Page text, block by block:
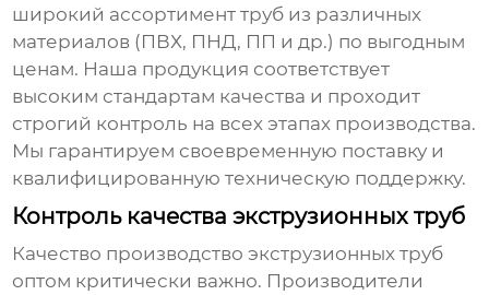
широкий ассортимент труб из различных
материалов (ПВХ, ПНД, ПП и др.) по выгодным
ценам. Наша продукция соответствует
высоким стандартам качества и проходит
строгий контроль на всех этапах производства.
Мы гарантируем своевременную поставку и
квалифицированную техническую поддержку.
Контроль качества экструзионных труб
Качество производство экструзионных труб
оптом критически важно. Производители